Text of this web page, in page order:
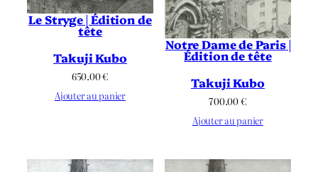
Le Stryge | Édition de
tête
Takuji Kubo
650.00€
Ajouter au panier
Notre Dame de Paris |
Édition de tête
Takuji Kubo
700.00€
Ajouter au panier